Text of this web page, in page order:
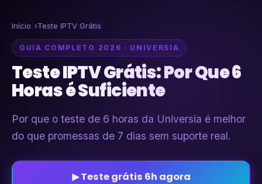
Início Teste IPTV Grátis
GUIA COMPLETO 2026 · UNIVERSIA
Teste IPTV Grátis: Por Que 6
Horas é Suficiente
Por que o teste de 6 horas da Universia é melhor
do que promessas de 7 dias sem suporte real.
▶ Teste grátis 6h agora